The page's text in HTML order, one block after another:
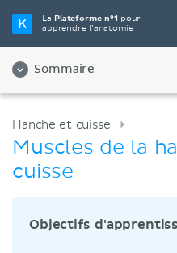
La Plateforme n°1 pour
apprendre l’anatomie
Sommaire
Hanche et cuisse
Muscles de la
cuisse
Objectifs